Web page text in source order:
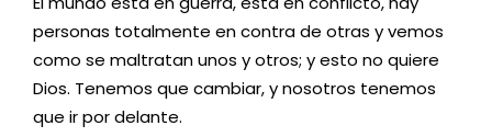
personas totalmente en contra de otras y vemos
como se maltratan unos y otros; y esto no quiere
Dios. Tenemos que cambiar, y nosotros tenemos
que ir por delante.